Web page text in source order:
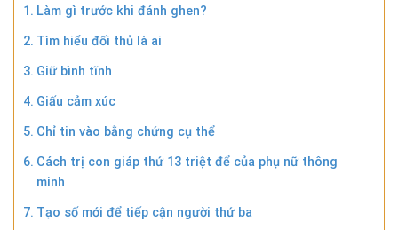
Làm gì trước khi đánh ghen?
Tìm hiểu đối thủ là ai
Giữ bình tĩnh
Giấu cảm xúc
Chỉ tin vào bằng chứng cụ thể
Cách trị con giáp thứ 13 triệt để của phụ nữ thông
minh
Tạo số mới để tiếp cận người thứ ba